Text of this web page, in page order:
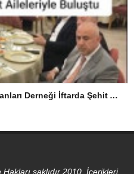
Arnavutköy Sanayici ve İş İnsanları Derneği İftarda Şehit Aileleriyle Buluştu
saklıdır 2010, İçerikleri